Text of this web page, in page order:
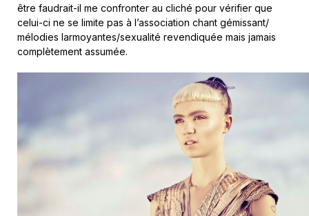
être faudrait-il me confronter au cliché pour vérifier que
celui-ci ne se limite pas à l’association chant gémissant/
mélodies larmoyantes/sexualité revendiquée mais jamais
complètement assumée.